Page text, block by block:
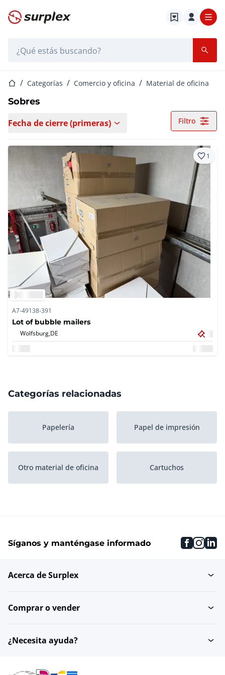
Página de inicio
Página de inicio
Categorías Comercio y oficina Material de oficina
Sobres
Fecha de cierre (primeras) Filtro
1
A7-49138-391
Lot of bubble mailers
Wolfsburg,DE
Categorías relacionadas
Papelería Papel de impresión
Otro material de oficina Cartuchos
Síganos y manténgase informado
Acerca de Surplex
Comprar o vender
¿Necesita ayuda?